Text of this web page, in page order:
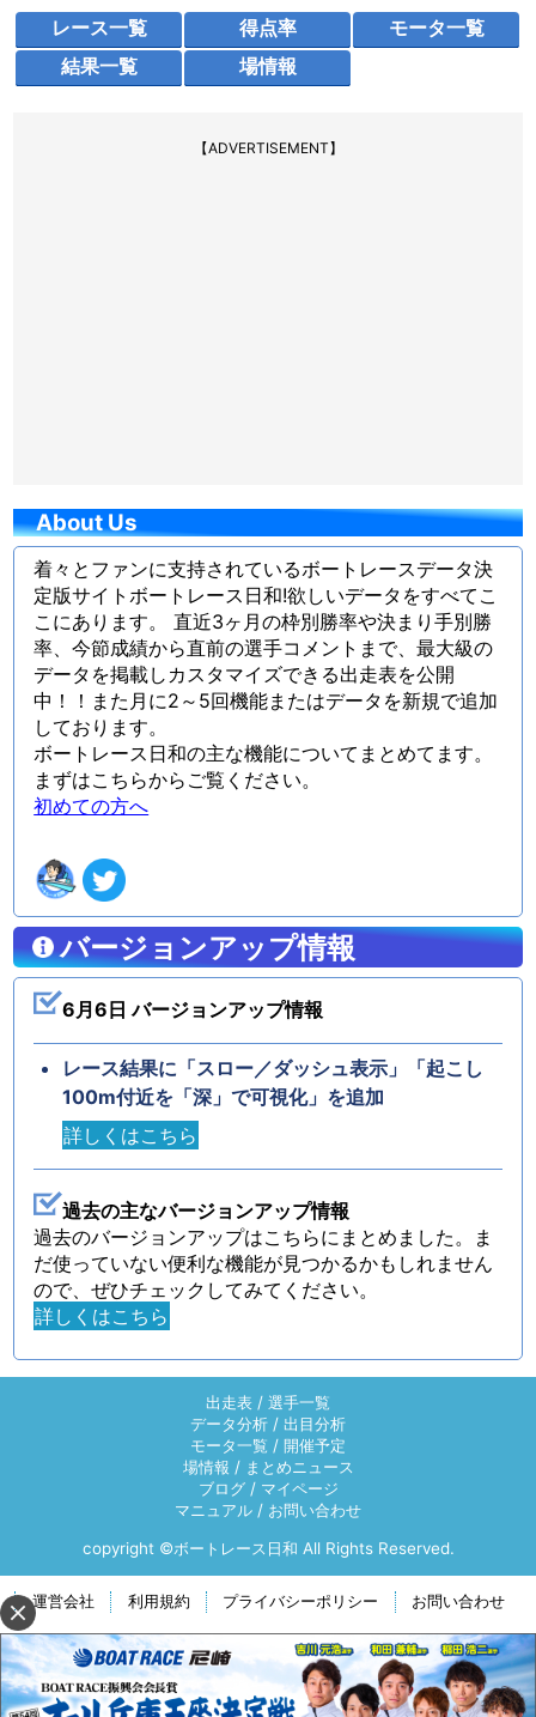
レース一覧 得点率
モータ一覧
結果一覧
場情報
【ADVERTISEMENT】
About Us
着々とファンに支持されているボートレースデータ決
定版サイトボートレース日和!欲しいデータをすべてこ
こにあります。 直近3ヶ月の枠別勝率や決まり手別勝
率、今節成績から直前の選手コメントまで、最大級の
データを掲載しカスタマイズできる出走表を公開
中！！また月に2～5回機能またはデータを新規で追加
しております。
ボートレース日和の主な機能についてまとめてます。
まずはこちらからご覧ください。
初めての方へ
バージョンアップ情報
6月6日 バージョンアップ情報
レース結果に「スロー／ダッシュ表示」「起こし
100m付近を「深」で可視化」を追加
詳しくはこちら
過去の主なバージョンアップ情報
過去のバージョンアップはこちらにまとめました。ま
だ使っていない便利な機能が見つかるかもしれません
ので、ぜひチェックしてみてください。
詳しくはこちら
出走表 / 選手一覧
データ分析 / 出目分析
モータ一覧 / 開催予定
場情報 / まとめニュース
ブログ/ マイページ
マニュアル / お問い合わせ
copyright ©ボートレース日和 All Rights Reserved.
運営会社 利用規約 プライバシーポリシー お問い合わせ